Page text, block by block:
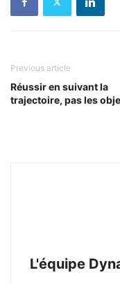
Previous article
Réussir en suivant la
trajectoire, pas les
L'équipe